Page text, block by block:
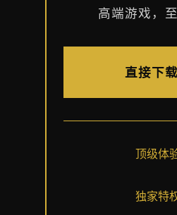
高端游戏，
直接下载
顶级体
独家特